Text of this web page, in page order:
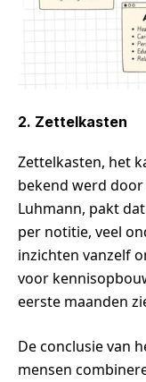
2. Zettelkasten
Zettelkasten, het
bekend werd
Luhmann, pakt
per notitie, veel
inzichten vanzelf
voor
eerste maanden
De conclusie van
mensen